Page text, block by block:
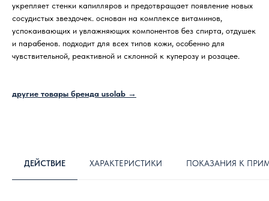
укрепляет стенки капилляров и предотвращает появление новых
сосудистых звездочек. основан на комплексе витаминов,
успокаивающих и увлажняющих компонентов без спирта, отдушек
и парабенов. подходит для всех типов кожи, особенно для
чувствительной, реактивной и склонной к куперозу и розацее.
другие товары бренда usolab →
ДЕЙСТВИЕ ХАРАКТЕРИСТИКИ ПОКАЗАНИЯ К